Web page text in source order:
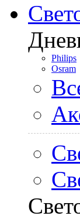
Philips
Osram